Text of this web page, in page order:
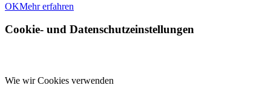
OKMehr erfahren
Cookie- und Datenschutzeinstellungen
Wie wir Cookies verwenden